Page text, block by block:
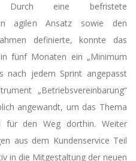
Durch eine befristete
agilen Ansatz sowie den
definierte, konnte das
fünf Monaten ein „Minimum
nach jedem Sprint angepasst
„Betriebsvereinbarung“
angewandt, um das Thema
für den Weg dorthin. Weiter
aus dem Kundenservice Teil
in die Mitgestaltung der neuen